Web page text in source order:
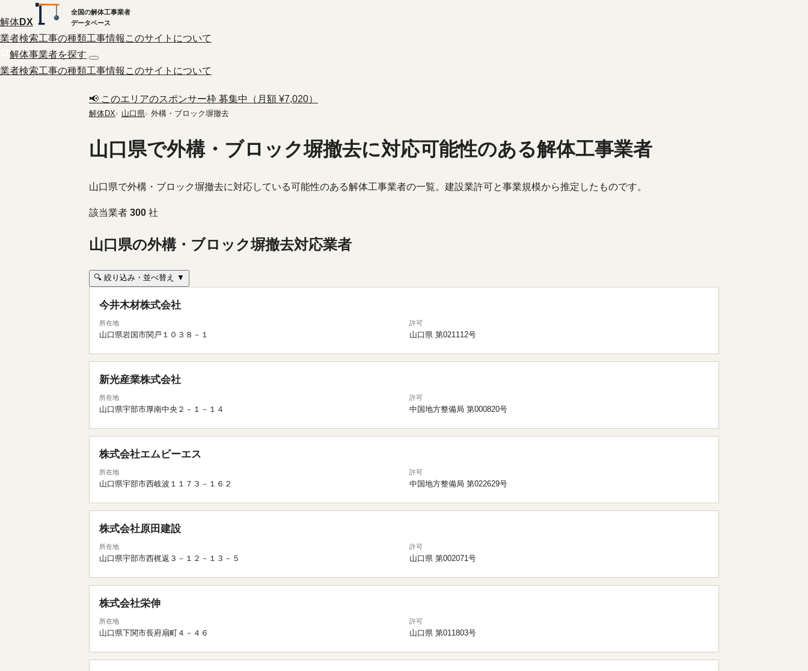
解体DX
全国の解体工事業者
データベース
業者検索工事の種類工事情報 このサイトについて
解体事業者を探す
業者検索工事の種類工事情報 このサイトについて
📢 このエリアのスポンサー枠 募集中（月額 ¥7,020）
解体DX 山口県 外構・ブロック塀撤去
山口県で外構・ブロック塀撤去に対応可能性のある解体工事業者
山口県で外構・ブロック塀撤去に対応している可能性のある解体工事業者の一覧。建設業許可と事業規模から推定したものです。
該当業者 300 社
山口県の外構・ブロック塀撤去対応業者
🔍 絞り込み・並べ替え ▼
今井木材株式会社
所在地
山口県岩国市関戸１０３８－１
許可
山口県 第021112号
新光産業株式会社
所在地
山口県宇部市厚南中央２－１－１４
許可
中国地方整備局 第000820号
株式会社エムビーエス
所在地
山口県宇部市西岐波１１７３－１６２
許可
中国地方整備局 第022629号
株式会社原田建設
所在地
山口県宇部市西梶返３－１２－１３－５
許可
山口県 第002071号
株式会社栄伸
所在地
山口県下関市長府扇町４－４６
許可
山口県 第011803号